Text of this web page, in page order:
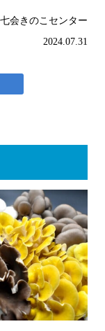
会きのこセンター
2024.07.31